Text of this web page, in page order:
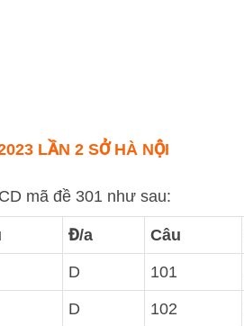
LẦN 2 SỞ HÀ NỘI
mã đề 301 như sau:
Đ/a Câu
D 101
D 102